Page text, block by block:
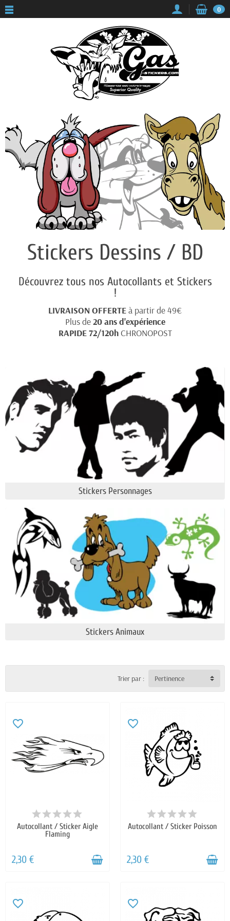
0
Stickers Dessins / BD
Découvrez tous nos Autocollants et Stickers
!
LIVRAISON OFFERTEà partir de 49€
Plus de20ans d'expérience
RAPIDE 72/120hCHRONOPOST
Stickers Personnages
Stickers Animaux
Trier par : Pertinence
favorite_border
Autocollant / Sticker Aigle
Flaming
2,30 €
favorite_border
Autocollant / Sticker Poisson
2,30 €
favorite_border favorite_border
Panneau de gestion des cookies